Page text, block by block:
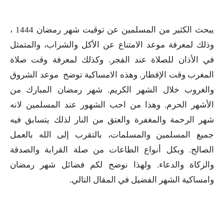
يبحث الكثير من المسلمين عن توقيت شهر رمضان 1444 ،
وذلك لمعرفة موعد الامتناع عن الأكل والشراب، والمتمثل
في الأذان للصلاة عند الفجر. وكذلك لمعرفة وقت صلاة
المغرب وقت الإفطار. وهذه الامساكية توضح موعد الشروق
والغروب خلال الشهر الكريم. شهر رمضان المبارك من
الأشهر الحرم. وهذا من احب الشهور عند المسلمين لانه
شهر الرحمة والمغفرة والعتق من النار لذلك يتسابق فيه
جميع المسلمين والمسلمات، بالتقرب إلى الله بالعمل
الصالح. وبكل أنواع الطاعات من صلة القرابة والصدقة
والزكاة والدعاء. ولهذا نوضح لكم فضائل شهر رمضان
وامساكية الشهر الفضيل في المقال التالي.